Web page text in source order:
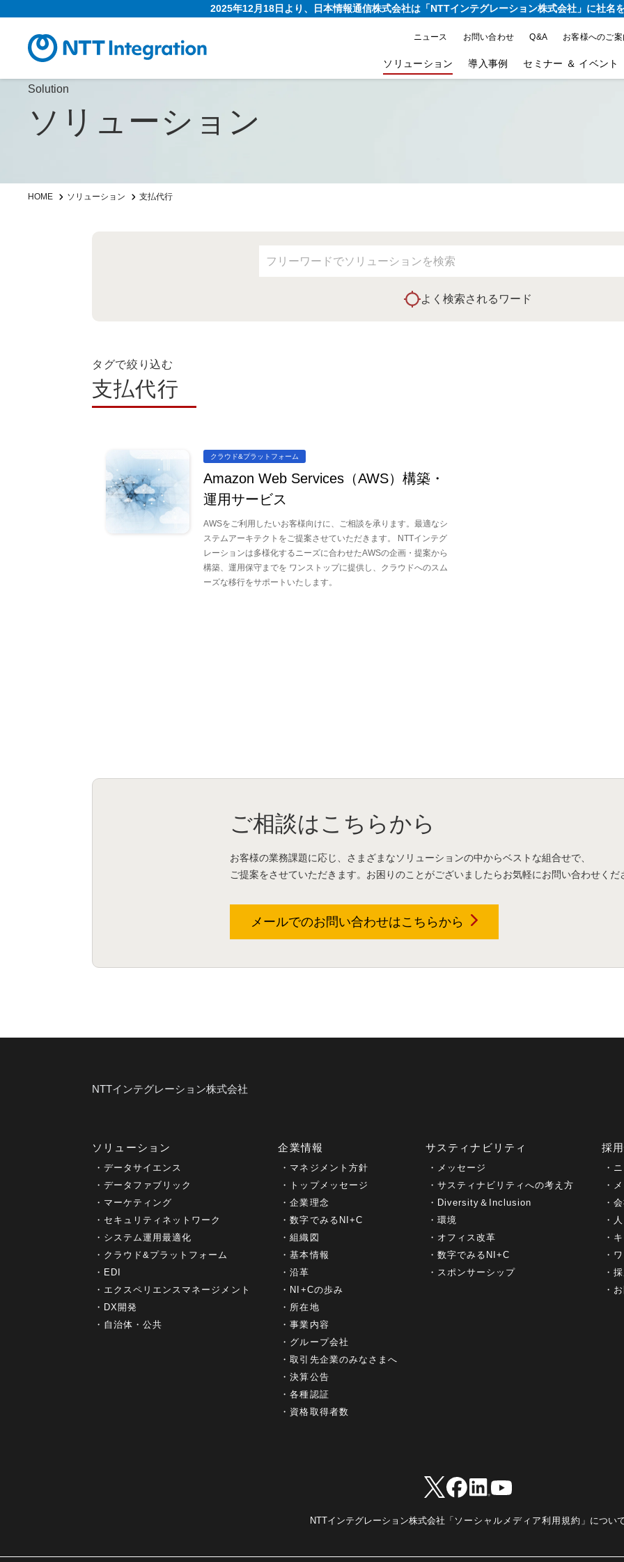
2025年12月18日より、日本情報通信株式会社は「NTTインテグレーション株式会社」に社名
ニュース お問い合わせ Q&A お客様へのご
ソリューション 導入事例 セミナー ＆ イベント
Solution
ソリューション
HOME ソリューション 支払代行
よく検索されるワード
タグで絞り込む
支払代行
クラウド&プラットフォーム
Amazon Web Services（AWS）構築・
運用サービス
AWSをご利用したいお客様向けに、ご相談を承ります。最適なシ
ステムアーキテクトをご提案させていただきます。 NTTインテグ
レーションは多様化するニーズに合わせたAWSの企画・提案から
構築、運用保守までを ワンストップに提供し、クラウドへのスム
ーズな移行をサポートいたします。
ご相談はこちらから
お客様の業務課題に応じ、さまざまなソリューションの中からベストな組合せで、
ご提案をさせていただきます。お困りのことがございましたらお気軽にお問い合わせくだ
メールでのお問い合わせはこちらから
NTTインテグレーション株式会社
ソリューション
データサイエンス
データファブリック
マーケティング
セキュリティネットワーク
システム運用最適化
クラウド&プラットフォーム
EDI
エクスペリエンスマネージメント
DX開発
自治体・公共
企業情報
マネジメント方針
トップメッセージ
企業理念
数字でみるNI+C
組織図
基本情報
沿革
NI+Cの歩み
所在地
事業内容
グループ会社
取引先企業のみなさまへ
決算公告
各種認証
資格取得者数
サスティナビリティ
メッセージ
サスティナビリティへの考え方
Diversity＆Inclusion
環境
オフィス改革
数字でみるNI+C
スポンサーシップ
採
NTTインテグレーション株式会社「 ソーシャルメディア利用規約 」につい